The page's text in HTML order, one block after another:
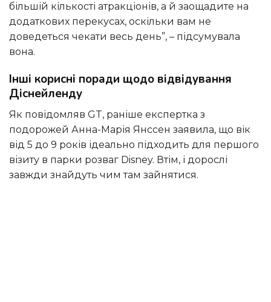
більшій кількості атракціонів, а й заощадите на
додаткових перекусах, оскільки вам не
доведеться чекати весь день”, – підсумувала
вона.
Інші корисні поради щодо відвідування
Діснейленду
Як повідомляв GT, раніше експертка з
подорожей Анна-Марія Янссен заявила, що вік
від 5 до 9 років ідеально підходить для першого
візиту в парки розваг Disney. Втім, і дорослі
завжди знайдуть чим там зайнятися.